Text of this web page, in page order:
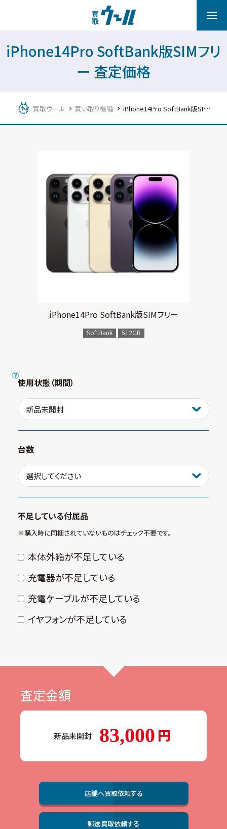
iPhone14Pro SoftBank版SIMフリ
ー 査定価格
買取ウール 買い取り機種 iPhone14Pro SoftBank版SIMフリー
iPhone14Pro SoftBank版SIMフリー
SoftBank 512GB
使用状態（期間）
台数
不足している付属品
※購⼊時に同梱されていないものはチェック不要です。
本体外箱が不⾜している
充電器が不⾜している
充電ケーブルが不⾜している
イヤフォンが不⾜している
査定金額
新品未開封 83,000
店舗へ買取依頼する
郵送買取依頼する